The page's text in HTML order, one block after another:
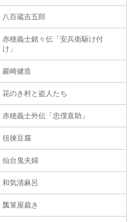
八百蔵吉五郎
赤穂義士銘々伝「安兵衛駆け付
け」
巖崎健造
花のき村と盗人たち
赤穂義士外伝「忠僕直助」
徂徠豆腐
仙台鬼夫婦
和気清麻呂
瓢箪屋裁き